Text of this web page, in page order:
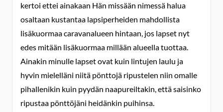
kertoi ettei ainakaan Hän missään nimessä halua
osaltaan kustantaa lapsiperheiden mahdollista
lisäkuormaa caravanalueen hintaan, jos lapset nyt
edes mitään lisäkuormaa millään alueella tuottaa.
Ainakin minulle lapset ovat kuin lintujen laulu ja
hyvin mielelläni niitä pönttojä ripustelen niin omalle
pihallenikin kuin pyydän naapureiltakin, että saisinko
ripustaa pönttöjäni heidänkin puihinsa.